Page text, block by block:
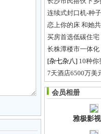
连续式封口机-种
恋上你的床 和她
买房首选低碳住
长株潭楼市一体化
[杂七杂八] 10种你
7天酒店6500万美
公园牌坊代表作_
济南电波拉皮之
会员相册
雅极影